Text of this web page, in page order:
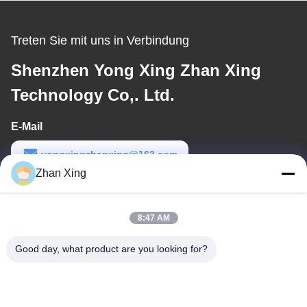
Treten Sie mit uns in Verbindung
Shenzhen Yong Xing Zhan Xing
Technology Co,. Ltd.
E-Mail
yongxingzhanxing@163.com
Arbeitszeit
Zhan Xing
8:47 AM
Good day, what product are you looking for?